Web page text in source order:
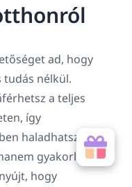
ad, hogy
tudás nélkül.
a teljes
így
haladhatsz. A
gyakorlati
hogy